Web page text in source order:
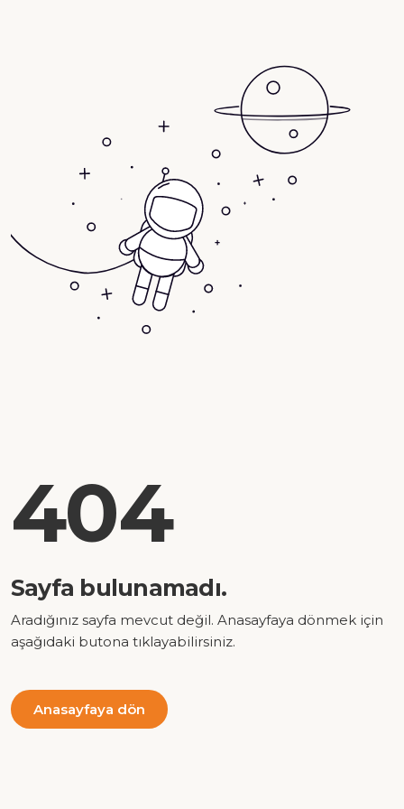
404
Sayfa bulunamadı.
Aradığınız sayfa mevcut değil. Anasayfaya dönmek için
aşağıdaki butona tıklayabilirsiniz.
Anasayfaya dön